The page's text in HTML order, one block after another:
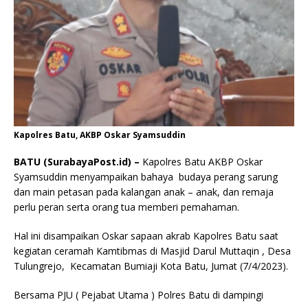
Kapolres Batu, AKBP Oskar Syamsuddin
BATU (SurabayaPost.id) – Kapolres Batu AKBP Oskar
Syamsuddin menyampaikan bahaya budaya perang sarung
dan main petasan pada kalangan anak – anak, dan remaja
perlu peran serta orang tua memberi pemahaman.
Hal ini disampaikan Oskar sapaan akrab Kapolres Batu saat
kegiatan ceramah Kamtibmas di Masjid Darul Muttaqin , Desa
Tulungrejo, Kecamatan Bumiaji Kota Batu, Jumat (7/4/2023).
Bersama PJU ( Pejabat Utama ) Polres Batu di dampingi